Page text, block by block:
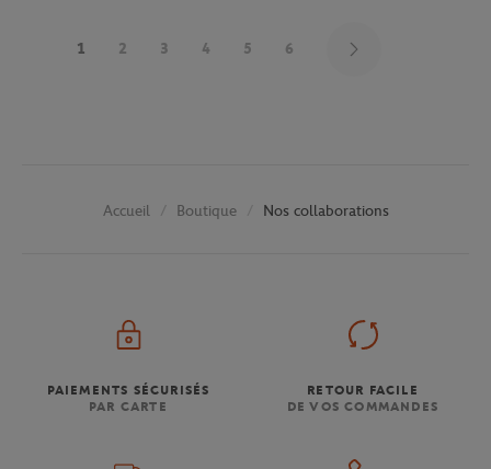
1 2 3 4 5 6
Accueil Boutique Nos collaborations
PAIEMENTS SÉCURISÉS
PAR CARTE
RETOUR FACILE
DE VOS COMMANDES